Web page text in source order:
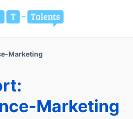
Marketing
Marketing